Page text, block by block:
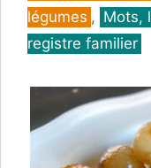
légumes , Mots,
registre familier